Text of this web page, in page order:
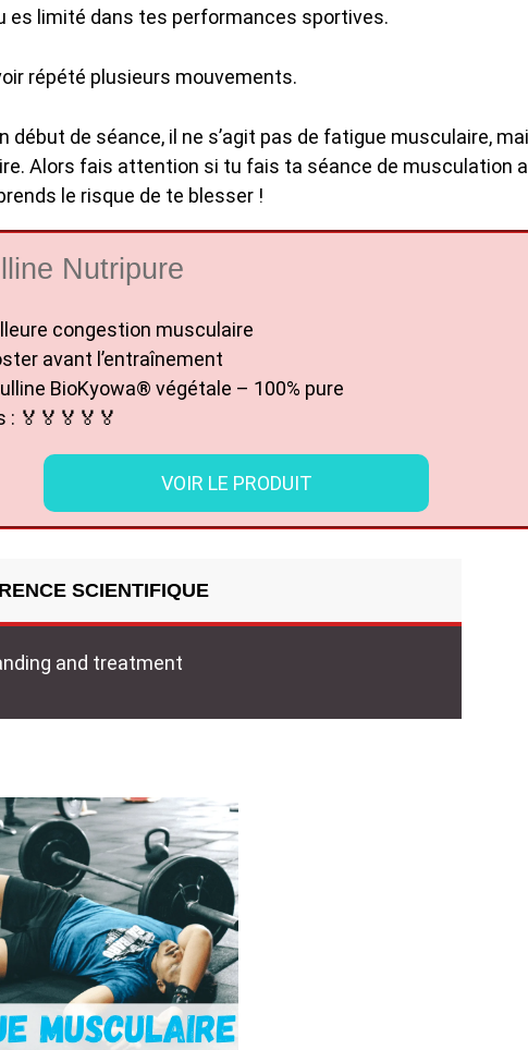
es limité dans tes performances sportives.
répété plusieurs mouvements.
début de séance, il ne s’agit pas de fatigue musculaire,
Alors fais attention si tu fais ta séance de musculation
le risque de te blesser !
Nutripure
congestion musculaire
avant l’entraînement
BioKyowa® végétale – 100% pure
: 🏅🏅🏅🏅🏅
VOIR LE PRODUIT
SCIENTIFIQUE
and treatment